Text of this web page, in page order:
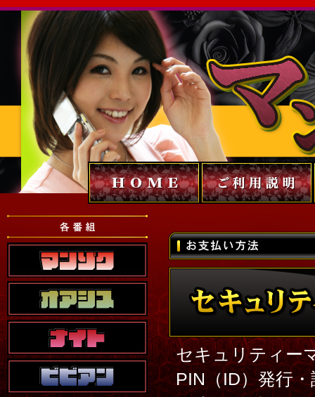
セキュリティー
PIN（ID）発行